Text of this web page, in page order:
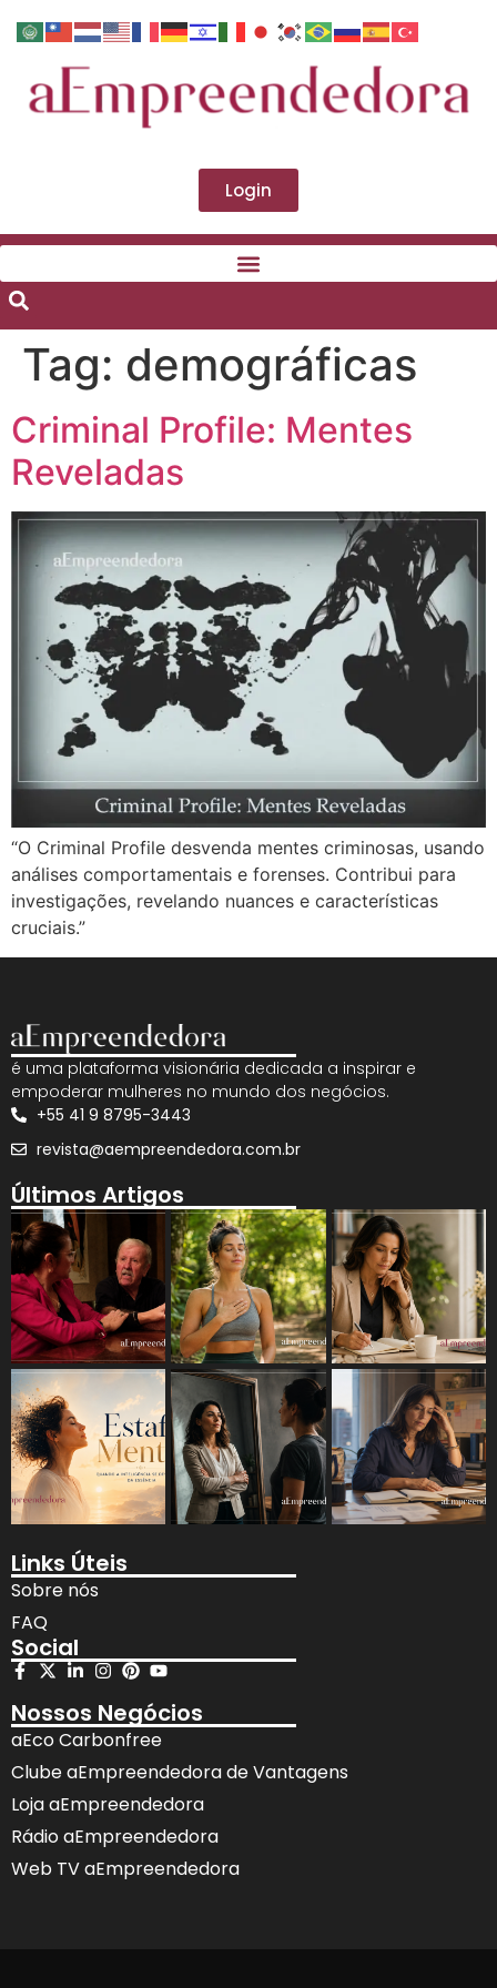
Login
Tag: demográficas
Criminal Profile: Mentes
Reveladas
“O Criminal Profile desvenda mentes criminosas, usando
análises comportamentais e forenses. Contribui para
investigações, revelando nuances e características
cruciais.”
é uma plataforma visionária dedicada a inspirar e
empoderar mulheres no mundo dos negócios.
+55 41 9 8795-3443
revista@aempreendedora.com.br
Últimos Artigos
Links Úteis
Sobre nós
FAQ
Social
Nossos Negócios
aEco Carbonfree
Clube aEmpreendedora de Vantagens
Loja aEmpreendedora
Rádio aEmpreendedora
Web TV aEmpreendedora